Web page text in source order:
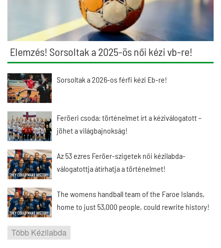
Elemzés! Sorsoltak a 2025-ös női kézi vb-re!
Sorsoltak a 2026-os férfi kézi Eb-re!
Feröeri csoda: történelmet írt a kéziválogatott –
jöhet a világbajnokság!
Az 53 ezres Feröer-szigetek női kézilabda-
válogatottja átírhatja a történelmet!
The womens handball team of the Faroe Islands,
home to just 53,000 people, could rewrite history!
Több Kézilabda